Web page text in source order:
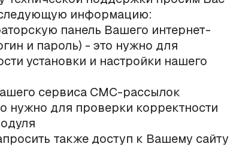
следующую информацию:
панель Вашего интернет-
и пароль) - это нужно для
установки и настройки нашего
сервиса СМС-рассылок
нужно для проверки корректности
также доступ к Вашему сайту